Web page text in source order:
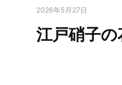
2026年5月27日
江戸硝子